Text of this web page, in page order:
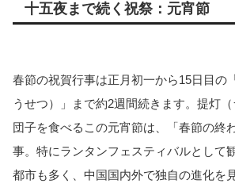
十五夜まで続く祝祭：元宵節
春節の祝賀行事は正月初一から15日目の
うせつ）」まで約2週間続きます。提灯
団子を食べるこの元宵節は、「春節の終
事。特にランタンフェスティバルとして
都市も多く、中国国内外で独自の進化を